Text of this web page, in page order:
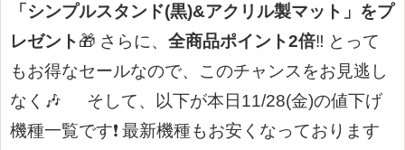
「シンプルスタンド(黒)&アクリル製マット」をプ
レゼント🎁 さらに、 全商品ポイント2倍‼️ とって
もお得なセールなので、このチャンスをお見逃し
なく🎶
そして、以下が本日11/28(金)の値下げ
機種一覧です❗ 最新機種もお安くなっております